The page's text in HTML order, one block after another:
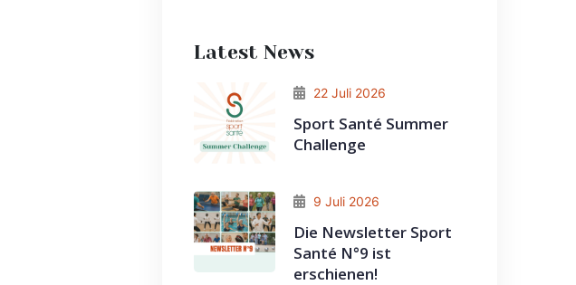
Latest News
22 Juli 2026
Sport Santé Summer
Challenge
9 Juli 2026
Die Newsletter Sport
Santé N°9 ist
erschienen!